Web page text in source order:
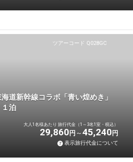
ツアーコード Q028GC
道新幹線コラボ「青い煌めき」
泊
大人1名様あたり 旅行代金（1～3名1室・税込）
29,860 円 45,240 円
表示旅行代金について